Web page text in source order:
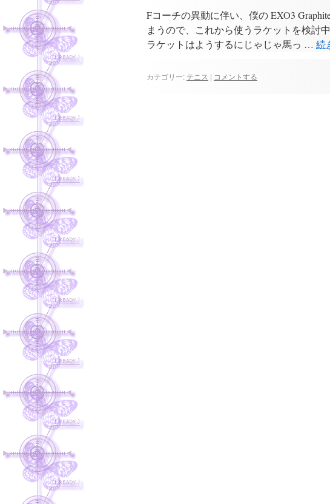
Fコーチの異動に伴い、僕の EXO3
まうので、これから使うラケットを検討
ラケットはようするにじゃじゃ馬っ … 続
カテゴリー: テニス | コメントする